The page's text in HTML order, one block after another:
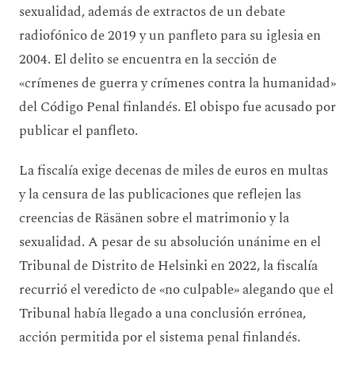
sexualidad, además de extractos de un debate
radiofónico de 2019 y un panfleto para su iglesia en
2004. El delito se encuentra en la sección de
«crímenes de guerra y crímenes contra la humanidad»
del Código Penal finlandés. El obispo fue acusado por
publicar el panfleto.
La fiscalía exige decenas de miles de euros en multas
y la censura de las publicaciones que reflejen las
creencias de Räsänen sobre el matrimonio y la
sexualidad. A pesar de su absolución unánime en el
Tribunal de Distrito de Helsinki en 2022, la fiscalía
recurrió el veredicto de «no culpable» alegando que el
Tribunal había llegado a una conclusión errónea,
acción permitida por el sistema penal finlandés.